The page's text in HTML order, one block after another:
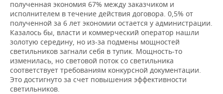
полученная экономия 67% между заказчиком и
исполнителем в течение действия договора. 0,5% от
полученной за 6 лет экономии остается у администрации.
Казалось бы, власти и коммерческий оператор нашли
золотую середину, но из-за подмены мощностей
светильников загнали себя в тупик. Мощность-то
изменилась, но световой поток со светильника
соответствует требованиям конкурсной документации.
Это достигнуто за счет повышения эффективности
светильников.